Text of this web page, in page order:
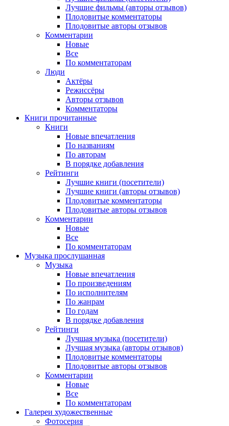
Лучшие фильмы (авторы отзывов)
Плодовитые комментаторы
Плодовитые авторы отзывов
Комментарии
Новые
Все
По комментаторам
Люди
Актёры
Режиссёры
Авторы отзывов
Комментаторы
Книги прочитанные
Книги
Новые впечатления
По названиям
По авторам
В порядке добавления
Рейтинги
Лучшие книги (посетители)
Лучшие книги (авторы отзывов)
Плодовитые комментаторы
Плодовитые авторы отзывов
Комментарии
Новые
Все
По комментаторам
Музыка прослушанная
Музыка
Новые впечатления
По произведениям
По исполнителям
По жанрам
По годам
В порядке добавления
Рейтинги
Лучшая музыка (посетители)
Лучшая музыка (авторы отзывов)
Плодовитые комментаторы
Плодовитые авторы отзывов
Комментарии
Новые
Все
По комментаторам
Галереи художественные
Фотосерия